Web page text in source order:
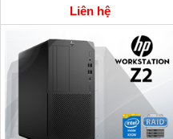
Liên hệ